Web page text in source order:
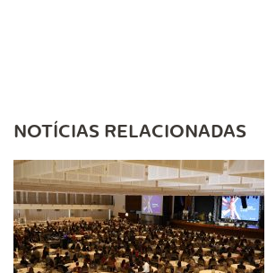
NOTÍCIAS RELACIONADAS